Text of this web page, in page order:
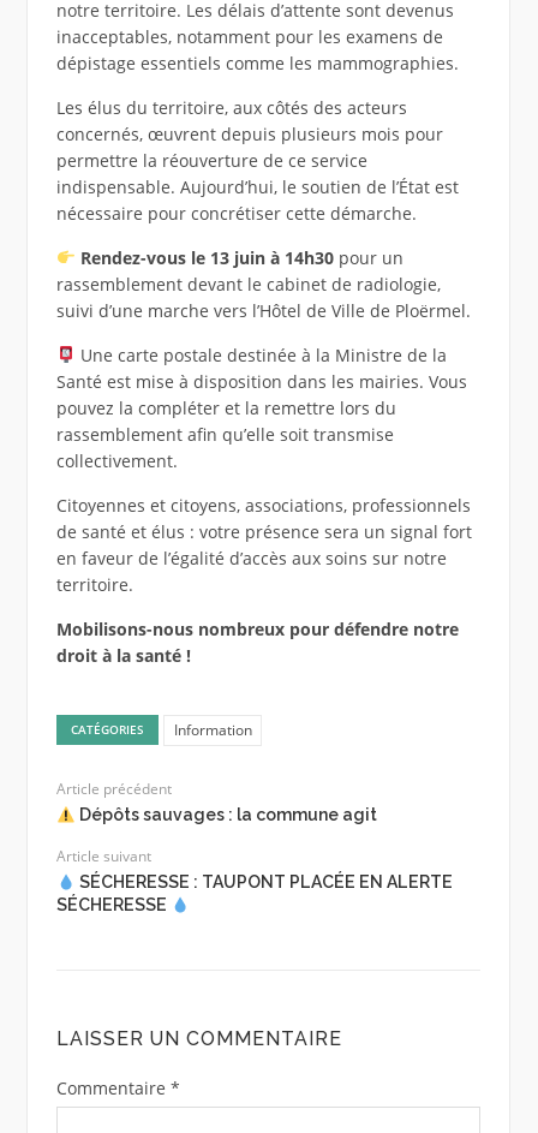
notre territoire. Les délais d’attente sont devenus
inacceptables, notamment pour les examens de
dépistage essentiels comme les mammographies.
Les élus du territoire, aux côtés des acteurs
concernés, œuvrent depuis plusieurs mois pour
permettre la réouverture de ce service
indispensable. Aujourd’hui, le soutien de l’État est
nécessaire pour concrétiser cette démarche.
Rendez-vous le 13 juin à 14h30pour un
rassemblement devant le cabinet de radiologie,
suivi d’une marche vers l’Hôtel de Ville de Ploërmel.
Une carte postale destinée à la Ministre de la
Santé est mise à disposition dans les mairies. Vous
pouvez la compléter et la remettre lors du
rassemblement afin qu’elle soit transmise
collectivement.
Citoyennes et citoyens, associations, professionnels
de santé et élus : votre présence sera un signal fort
en faveur de l’égalité d’accès aux soins sur notre
territoire.
Mobilisons-nous nombreux pour défendre notre
droit à la santé !
CATÉGORIES Information
Article précédent
Dépôts sauvages : la commune agit
Article suivant
SÉCHERESSE : TAUPONT PLACÉE EN ALERTE
SÉCHERESSE
LAISSER UN COMMENTAIRE
Commentaire *